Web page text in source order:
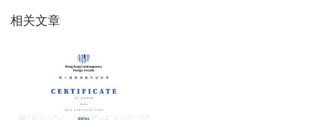
航
：
：
相关文章